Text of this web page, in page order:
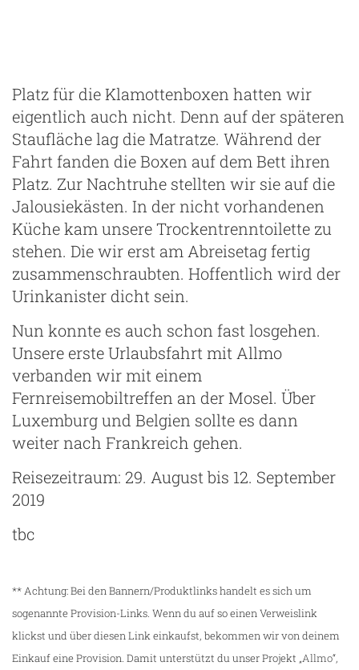
Platz für die Klamottenboxen hatten wir
eigentlich auch nicht. Denn auf der späteren
Staufläche lag die Matratze. Während der
Fahrt fanden die Boxen auf dem Bett ihren
Platz. Zur Nachtruhe stellten wir sie auf die
Jalousiekästen. In der nicht vorhandenen
Küche kam unsere Trockentrenntoilette zu
stehen. Die wir erst am Abreisetag fertig
zusammenschraubten. Hoffentlich wird der
Urinkanister dicht sein.
Nun konnte es auch schon fast losgehen.
Unsere erste Urlaubsfahrt mit Allmo
verbanden wir mit einem
Fernreisemobiltreffen an der Mosel. Über
Luxemburg und Belgien sollte es dann
weiter nach Frankreich gehen.
Reisezeitraum: 29. August bis 12. September
2019
tbc
** Achtung: Bei den Bannern/Produktlinks handelt es sich um
sogenannte Provision-Links. Wenn du auf so einen Verweislink
klickst und über diesen Link einkaufst, bekommen wir von deinem
Einkauf eine Provision. Damit unterstützt du unser Projekt „Allmo“,